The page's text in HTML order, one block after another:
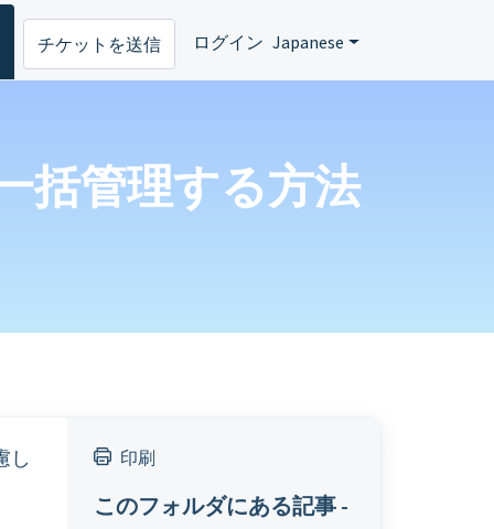
チケットを送信 ログイン Japanese
括管理する方法
し 印刷
このフォルダにある記事 -